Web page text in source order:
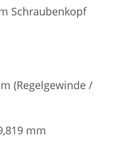
Schraubenkopf
(Regelgewinde /
mm